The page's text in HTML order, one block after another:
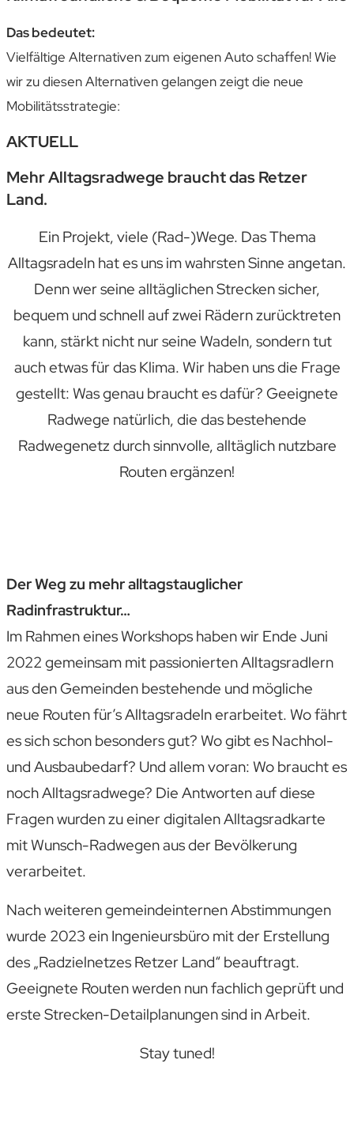
Das bedeutet:
Vielfältige Alternativen zum eigenen Auto schaffen! Wie
wir zu diesen Alternativen gelangen zeigt die neue
Mobilitätsstrategie:
AKTUELL
Mehr Alltagsradwege braucht das Retzer
Land.
Ein Projekt, viele (Rad-)Wege. Das Thema
Alltagsradeln hat es uns im wahrsten Sinne angetan.
Denn wer seine alltäglichen Strecken sicher,
bequem und schnell auf zwei Rädern zurücktreten
kann, stärkt nicht nur seine Wadeln, sondern tut
auch etwas für das Klima. Wir haben uns die Frage
gestellt: Was genau braucht es dafür? Geeignete
Radwege natürlich, die das bestehende
Radwegenetz durch sinnvolle, alltäglich nutzbare
Routen ergänzen!
Der Weg zu mehr alltagstauglicher
Radinfrastruktur…
Im Rahmen eines Workshops haben wir Ende Juni
2022 gemeinsam mit passionierten Alltagsradlern
aus den Gemeinden bestehende und mögliche
neue Routen für’s Alltagsradeln erarbeitet. Wo fährt
es sich schon besonders gut? Wo gibt es Nachhol-
und Ausbaubedarf? Und allem voran: Wo braucht es
noch Alltagsradwege? Die Antworten auf diese
Fragen wurden zu einer digitalen Alltagsradkarte
mit Wunsch-Radwegen aus der Bevölkerung
verarbeitet.
Nach weiteren gemeindeinternen Abstimmungen
wurde 2023 ein Ingenieursbüro mit der Erstellung
des „Radzielnetzes Retzer Land“ beauftragt.
Geeignete Routen werden nun fachlich geprüft und
erste Strecken-Detailplanungen sind in Arbeit.
Stay tuned!